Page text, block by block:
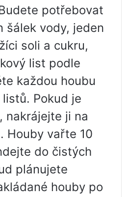
potřebovat
šálek vody, jeden
soli a cukru,
list podle
každou houbu
Pokud je
nakrájejte ji na
Houby vařte 10
do čistých
plánujete
houby po